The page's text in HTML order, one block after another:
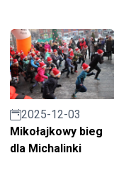
2025-12-03
Mikołajkowy bieg
dla Michalinki